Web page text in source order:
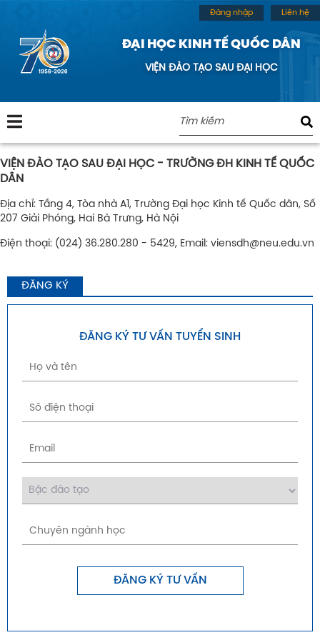
ĐẠI HỌC KINH TẾ QUỐC DÂN
VIỆN ĐÀO TẠO SAU ĐẠI HỌC
Đăng nhập Liên hệ
VIỆN ĐÀO TẠO SAU ĐẠI HỌC - TRƯỜNG ĐH KINH TẾ QUỐC
DÂN
Địa chỉ: Tầng 4, Tòa nhà A1, Trường Đại học Kinh tế Quốc dân, Số
207 Giải Phóng, Hai Bà Trưng, Hà Nội
Điện thoại: (024) 36.280.280 - 5429, Email: viensdh@neu.edu.vn
ĐĂNG KÝ
ĐĂNG KÝ TƯ VẤN TUYỂN SINH
ĐĂNG KÝ TƯ VẤN